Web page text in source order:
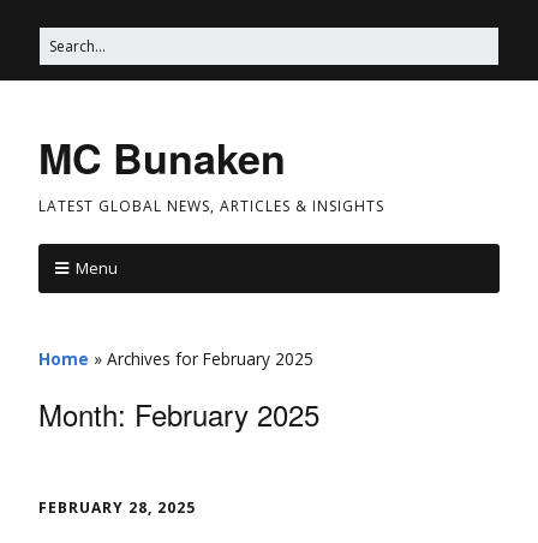
MC Bunaken
LATEST GLOBAL NEWS, ARTICLES & INSIGHTS
Menu
Home » Archives for February 2025
Month: February 2025
FEBRUARY 28, 2025